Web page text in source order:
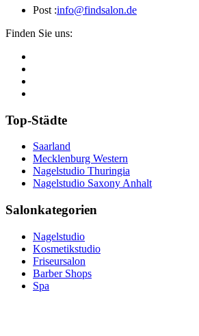
Post :info@findsalon.de
Finden Sie uns:
Top-Städte
Saarland
Mecklenburg Western
Nagelstudio Thuringia
Nagelstudio Saxony Anhalt
Salonkategorien
Nagelstudio
Kosmetikstudio
Friseursalon
Barber Shops
Spa